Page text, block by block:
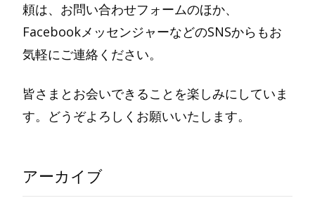
頼は、お問い合わせフォームのほか、
FacebookメッセンジャーなどのSNSからもお
気軽にご連絡ください。
皆さまとお会いできることを楽しみにしていま
す。どうぞよろしくお願いいたします。
アーカイブ